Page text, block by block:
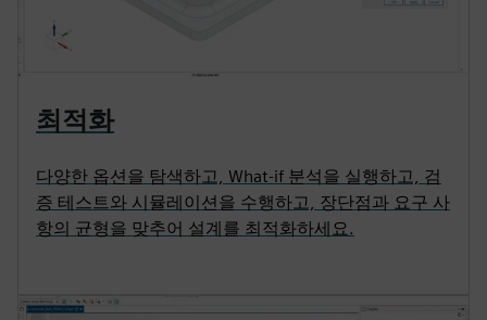
최적화
다양한 옵션을 탐색하고, What-if 분석을 실행하고, 검
증 테스트와 시뮬레이션을 수행하고, 장단점과 요구 사
항의 균형을 맞추어 설계를 최적화하세요.